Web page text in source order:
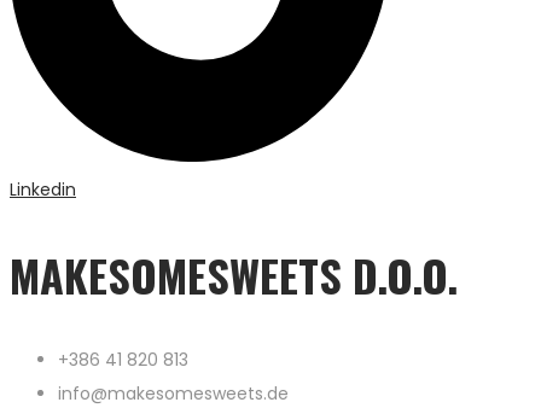
Linkedin
MAKESOMESWEETS D.O.O.
+386 41 820 813
info@makesomesweets.de